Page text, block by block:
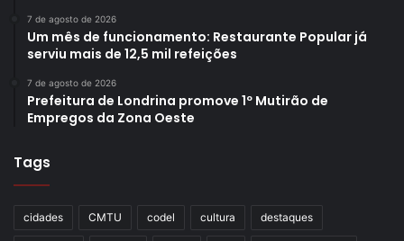
7 de agosto de 2026
Um mês de funcionamento: Restaurante Popular já
serviu mais de 12,5 mil refeições
7 de agosto de 2026
Prefeitura de Londrina promove 1º Mutirão de
Empregos da Zona Oeste
Tags
cidades CMTU codel cultura destaques